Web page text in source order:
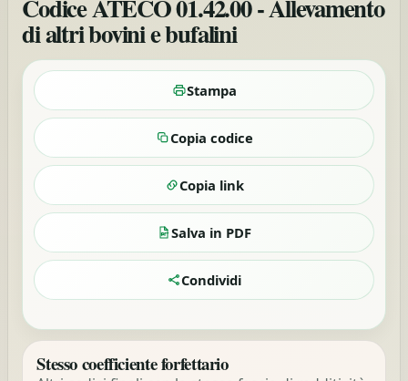
Codice ATECO 01.42.00 - Allevamento
di altri bovini e bufalini
Stampa
Copia codice
Copia link
Salva in PDF
Condividi
Stesso coefficiente forfettario